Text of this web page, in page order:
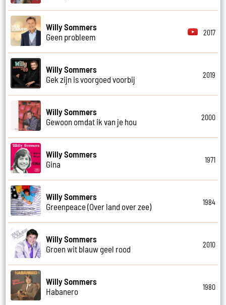
Willy Sommers
Geen probleem
2017
Willy Sommers
Gek zijn is voorgoed voorbij
2019
Willy Sommers
Gewoon omdat ik van je hou
2000
Willy Sommers
Gina
1971
Willy Sommers
Greenpeace (Over land over zee)
1984
Willy Sommers
Groen wit blauw geel rood
2010
Willy Sommers
Habanero
1980